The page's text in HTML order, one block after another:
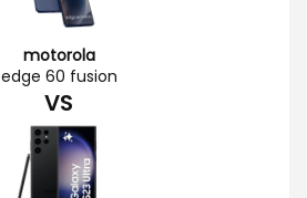
motorola
edge 60 fusion
VS